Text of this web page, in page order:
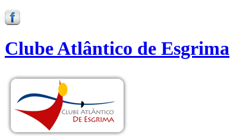
Clube Atlântico de Esgrima